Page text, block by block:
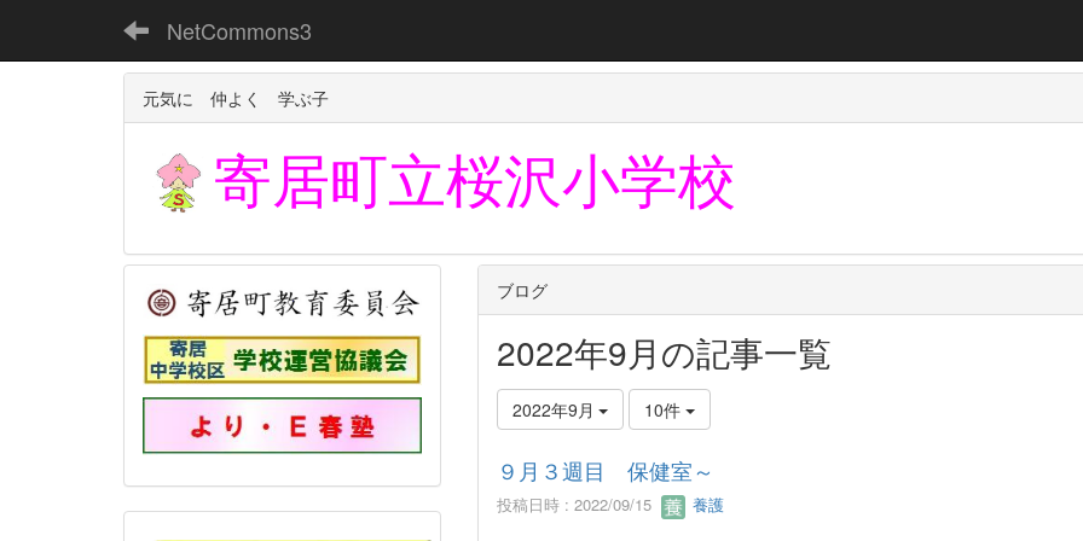
NetCommons3
元気に 仲よく 学ぶ子
寄居町立桜沢小学校
ブログ
2022年9月の記事一覧
2022年9月 10件
９月３週目 保健室～
投稿日時 : 2022/09/15 養護